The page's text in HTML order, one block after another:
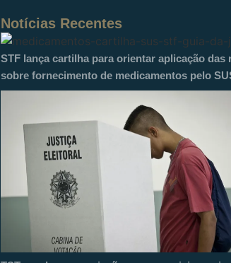
Notícias Recentes
STF lança cartilha para orientar aplicação das
sobre fornecimento de medicamentos pelo